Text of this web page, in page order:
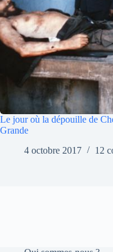
Le jour où la dépouille de
Grande
4 octobre 2017
12